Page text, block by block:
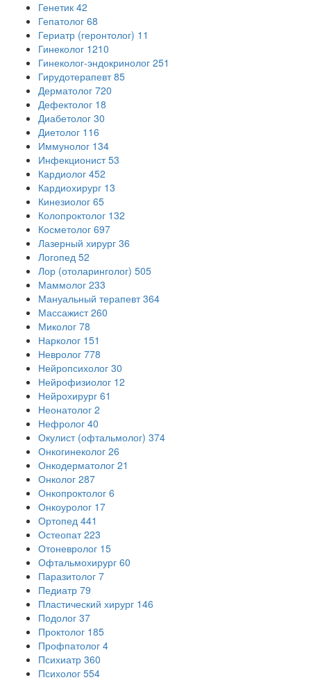
Генетик 42
Гепатолог 68
Гериатр (геронтолог) 11
Гинеколог 1210
Гинеколог-эндокринолог 251
Гирудотерапевт 85
Дерматолог 720
Дефектолог 18
Диабетолог 30
Диетолог 116
Иммунолог 134
Инфекционист 53
Кардиолог 452
Кардиохирург 13
Кинезиолог 65
Колопроктолог 132
Косметолог 697
Лазерный хирург 36
Логопед 52
Лор (отоларинголог) 505
Маммолог 233
Мануальный терапевт 364
Массажист 260
Миколог 78
Нарколог 151
Невролог 778
Нейропсихолог 30
Нейрофизиолог 12
Нейрохирург 61
Неонатолог 2
Нефролог 40
Окулист (офтальмолог) 374
Онкогинеколог 26
Онкодерматолог 21
Онколог 287
Онкопроктолог 6
Онкоуролог 17
Ортопед 441
Остеопат 223
Отоневролог 15
Офтальмохирург 60
Паразитолог 7
Педиатр 79
Пластический хирург 146
Подолог 37
Проктолог 185
Профпатолог 4
Психиатр 360
Психолог 554